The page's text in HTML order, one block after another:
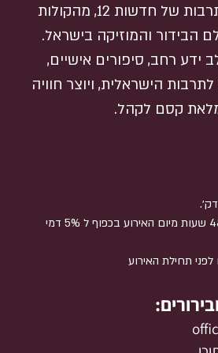
ניתן לבטל כרטיס עד 48 שעות מיום האירוע בכפוף ל 5% דמי
תחילת האירוע
כתב התרבות של חדשות 12, מהקולות
הבידור והמוזיקה בישראל.
ידע רחב, סיפורים אישיים,
הישראלית, ויוצר חוויה
קסם לקהל.